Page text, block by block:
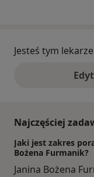
Jesteś tym
Najczęściej
Jaki jest zakres
Bożena Furmanik?
Janina Bożena